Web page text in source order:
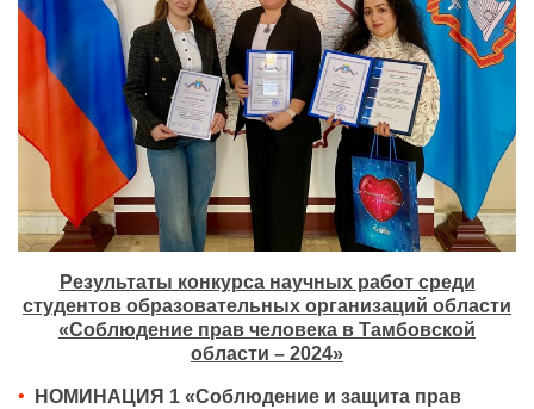
Результаты конкурса научных работ среди
студентов образовательных организаций области
«Соблюдение прав человека в Тамбовской
области – 2024»
НОМИНАЦИЯ 1 «Соблюдение и защита прав